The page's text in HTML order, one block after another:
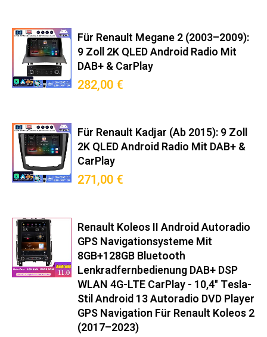
Für Renault Megane 2 (2003–2009):
9 Zoll 2K QLED Android Radio Mit
DAB+ & CarPlay
282,00 €
Für Renault Kadjar (ab 2015): 9 Zoll
2K QLED Android Radio Mit DAB+ &
CarPlay
271,00 €
Renault Koleos II Android Autoradio
GPS Navigationsysteme Mit
8GB+128GB Bluetooth
Lenkradfernbedienung DAB+ DSP
WLAN 4G-LTE CarPlay - 10,4" Tesla-
Stil Android 13 Autoradio DVD Player
GPS Navigation Für Renault Koleos 2
(2017–2023)